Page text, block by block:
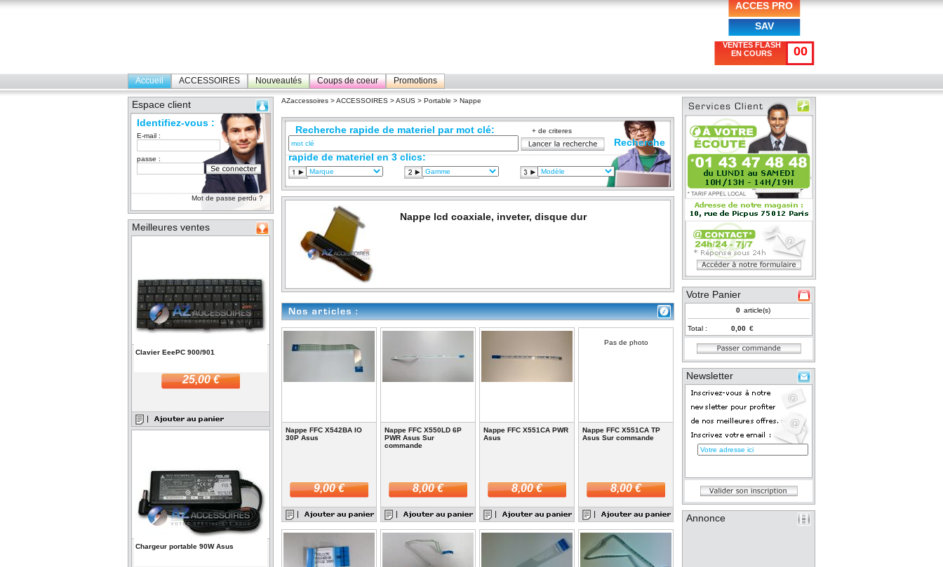
ACCES PRO
SAV
VENTES FLASH
EN COURS
00
Accueil ACCESSOIRES Nouveautés Coups de coeur Promotions
Espace client
Identifiez-vous :
E-mail :
passe :
Mot de passe perdu ?
Meilleures ventes
Clavier EeePC 900/901
25,00 €
Chargeur portable 90W Asus
AZaccessoires >ACCESSOIRES >ASUS > Portable > Nappe
Recherche rapide de materiel par mot clé: + de criteres
Recherche
rapide de materiel en 3 clics:
Nappe lcd coaxiale, inveter, disque dur
Nappe FFC X542BA IO
30P Asus
9,00 €
Nappe FFC X550LD 6P
PWR Asus Sur
commande
8,00 €
Nappe FFC X551CA PWR
Asus
8,00 €
Pas de photo
Nappe FFC X551CA TP
Asus Sur commande
8,00 €
Votre Panier
article(s)
Total : €
Newsletter
Annonce